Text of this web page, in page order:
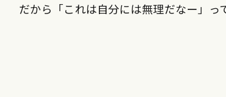
だから「これは自分には無理だなー」っ